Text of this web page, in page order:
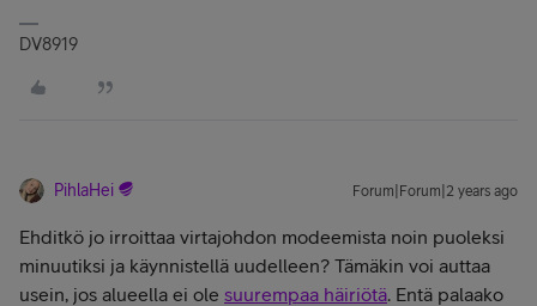
DV8919
PihlaHei Forum|Forum|2 years ago
Ehditkö jo irroittaa virtajohdon modeemista noin puoleksi
minuutiksi ja käynnistellä uudelleen? Tämäkin voi auttaa
usein, jos alueella ei ole suurempaa häiriötä. Entä palaako